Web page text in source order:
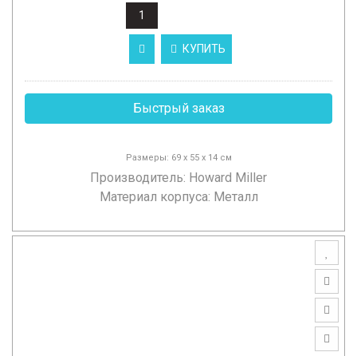
КУПИТЬ
Быстрый заказ
Размеры: 69 x 55 x 14 см
Производитель: Howard Miller
Материал корпуса: Металл